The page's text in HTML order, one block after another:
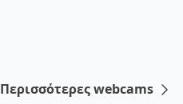
Περισσότερες webcams